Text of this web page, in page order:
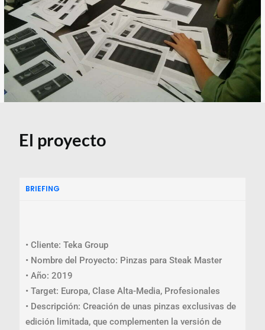
El proyecto
BRIEFING
• Cliente: Teka Group
• Nombre del Proyecto: Pinzas para Steak Master
• Año: 2019
• Target: Europa, Clase Alta-Media, Profesionales
• Descripción: Creación de unas pinzas exclusivas de
edición limitada, que complementen la versión de